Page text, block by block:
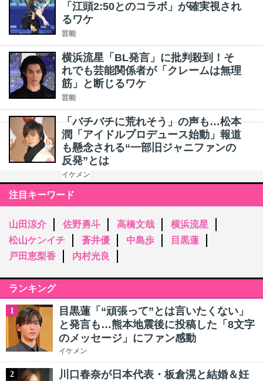
「江頭2:50とのコラボ」が確実視され
るワケ
芸能
横浜流星「BL発言」に批判殺到！そ
れでも芸能関係者が「クレームは無理
筋」と断じるワケ
芸能
「バチバチに荒れそう」の声も…松本
潤「アイドルプロデュース始動」報道
も懸念される“一部旧ジャニファンの
反発”とは
イケメン
注目キーワード
山田涼介 佐野勇斗 高橋文哉
横浜流星
松山ケンイチ
蒼井優 中島歩
目黒蓮
戸田恵梨香
内村光良
ランキング
1
目黒蓮「“頑張って”とは言いたくない」
と発言も…熊本地震後に投稿した「8文字
のメッセージ」にファン感動
イケメン
2
川口春奈が日本代表・板倉滉と結婚＆妊